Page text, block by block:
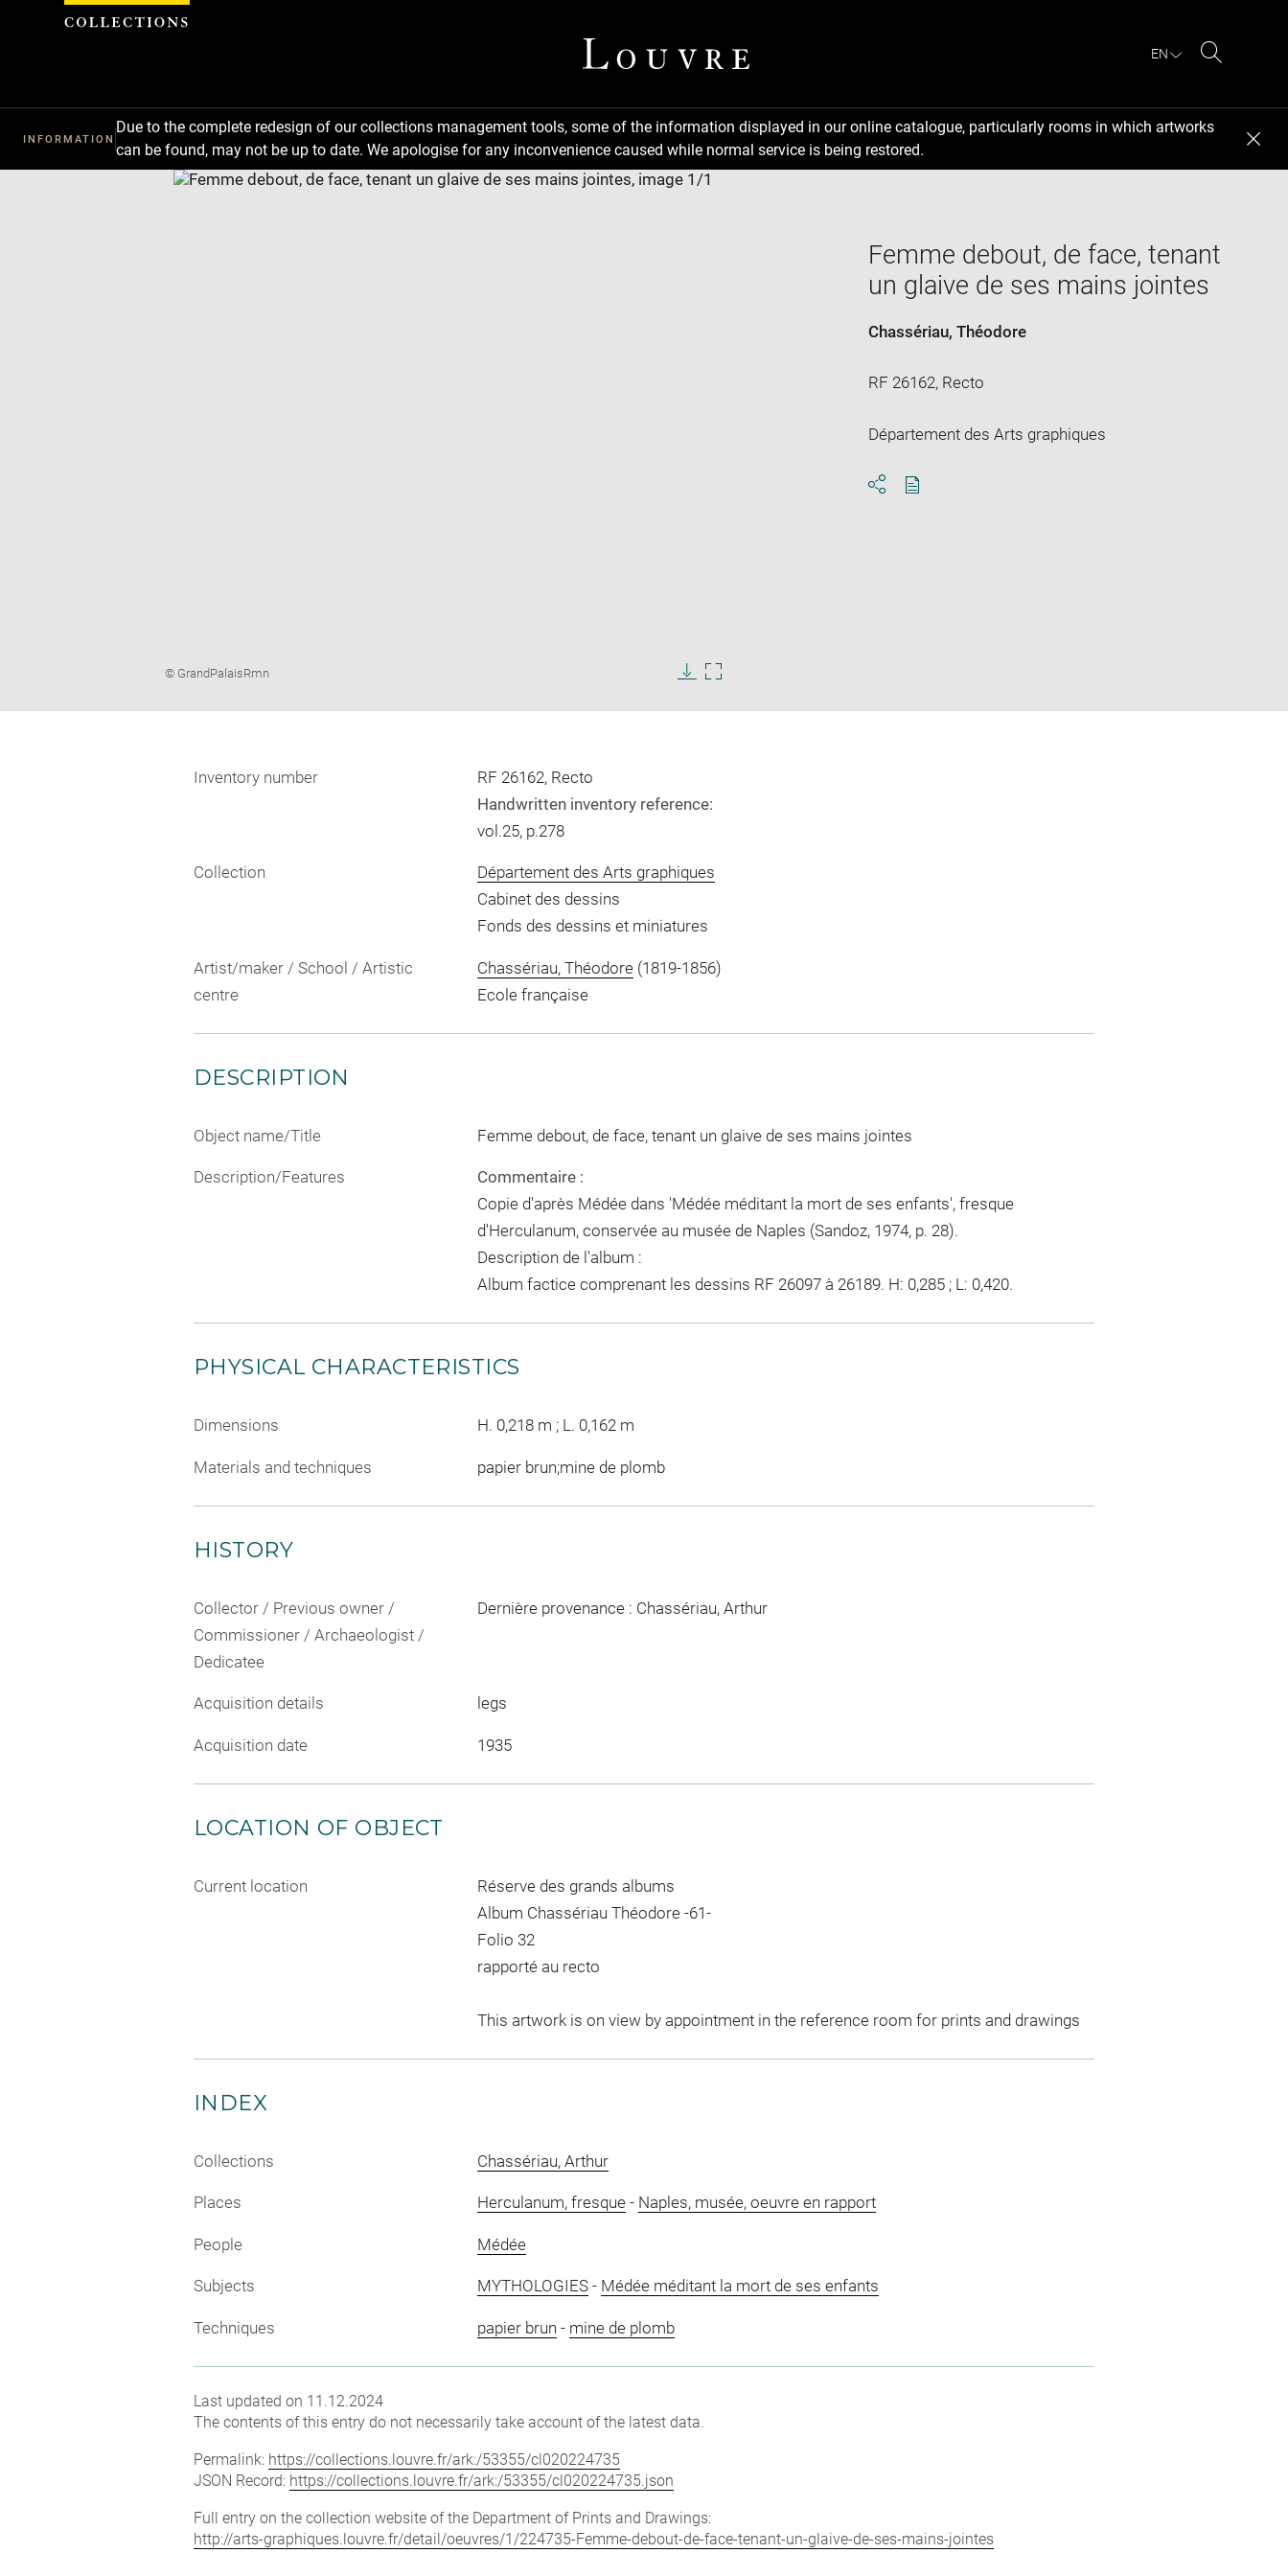
EN
INFORMATION
Due to the complete redesign of our collections management tools, some of the information displayed in our online catalogue, particularly rooms in which artworks
can be found, may not be up to date. We apologise for any inconvenience caused while normal service is being restored.
new
Image
© GrandPalaisRmn
imageimage
Femme debout, de face, tenant
un glaive de ses mains jointes
Chassériau, Théodore
RF 26162, Recto
Département des Arts graphiques
Inventory number
RF 26162, Recto
Handwritten inventory reference:
vol.25, p.278
Collection
Département des Arts graphiques
Cabinet des dessins
Fonds des dessins et miniatures
Artist/maker / School / Artistic
centre
Chassériau, Théodore(1819-1856)
Ecole française
DESCRIPTION
Object name/Title Femme debout, de face, tenant un glaive de ses mains jointes
Description/Features
Commentaire :
Copie d'après Médée dans 'Médée méditant la mort de ses enfants', fresque
d'Herculanum, conservée au musée de Naples (Sandoz, 1974, p. 28).
Description de l'album :
Album factice comprenant les dessins RF 26097 à 26189. H: 0,285 ; L: 0,420.
PHYSICAL CHARACTERISTICS
Dimensions H. 0,218 m ; L. 0,162 m
Materials and techniques papier brun;mine de plomb
HISTORY
Collector / Previous owner /
Commissioner / Archaeologist /
Dedicatee
Dernière provenance : Chassériau, Arthur
Acquisition details legs
Acquisition date 1935
LOCATION OF OBJECT
Current location
Réserve des grands albums
Album Chassériau Théodore -61-
Folio 32
rapporté au recto
This artwork is on view by appointment in the reference room for prints and drawings
INDEX
Collections Chassériau, Arthur
Places Herculanum, fresque- Naples, musée, oeuvre en rapport
People Médée
Subjects MYTHOLOGIES- Médée méditant la mort de ses enfants
Techniques papier brun - mine de plomb
Last updated on 11.12.2024
The contents of this entry do not necessarily take account of the latest data.
Permalink: https://collections.louvre.fr/ark:/53355/cl020224735
JSON Record: https://collections.louvre.fr/ark:/53355/cl020224735.json
Full entry on the collection website of the Department of Prints and Drawings:
http://arts-graphiques.louvre.fr/detail/oeuvres/1/224735-Femme-debout-de-face-tenant-un-glaive-de-ses-mains-jointes
Cookies management panel